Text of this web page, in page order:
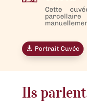
Cette
Portrait Cuvée
Ils